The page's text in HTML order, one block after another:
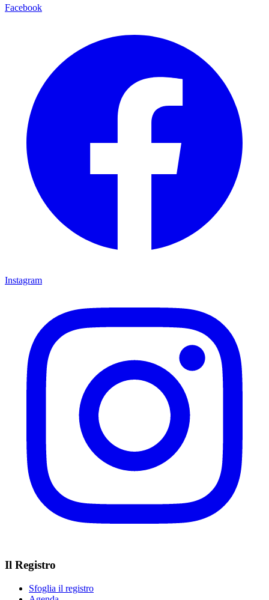
Facebook
Instagram
Il Registro
Sfoglia il registro